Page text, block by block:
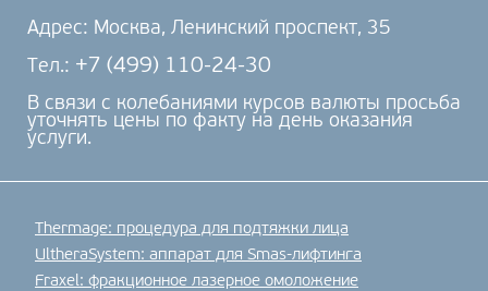
Адрес: Москва, Ленинский проспект, 35
Тел.: +7 (499) 110-24-30
В связи с колебаниями курсов валюты просьба
уточнять цены по факту на день оказания
услуги.
Thermage: процедура для подтяжки лица
UltheraSystem: аппарат для Smas-лифтинга
Fraxel: фракционное лазерное омоложение